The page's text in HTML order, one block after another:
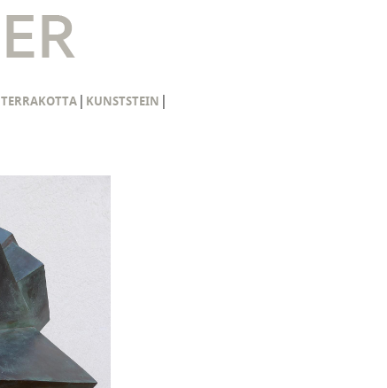
TERRAKOTTA| KUNSTSTEIN |